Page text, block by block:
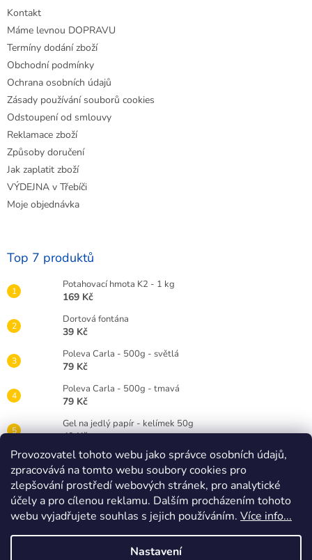
Provozovatel tohoto webu jako správce osobních údajů,
zpracovává na tomto webu soubory cookies pro
zlepšování prostředí webových stránek, pro analytické
účely a pro cílenou reklamu. Dalším procházením tohoto
webu vyjadřujete souhlas s jejich používáním. Více info...
Nastavení
Kontakt
Máme levnou DOPRAVU
Termíny dodání zboží
Obchodní podmínky
Ochrana osobních údajů
Zásady používání souborů cookies
Odstoupení od smlouvy
Reklamace zboží
Způsoby doručení
Jak zaplatit zboží
VÝDEJNA v Třebíči
Moje objednávka
Top 7 produktů
Potahovací hmota K2 - 1 kg
169 Kč
Dortová fontána
39 Kč
Poleva Carla - 500g - světlá
79 Kč
Poleva Carla - 500g - tmavá
79 Kč
Gel na jedlý papír - kelímek 50g
49 Kč
Gelová barva Wilton 28g - červená RED
89 Kč
Dortová svíčka číslice bílá - 3
25 Kč
Vytvořil Shoptet